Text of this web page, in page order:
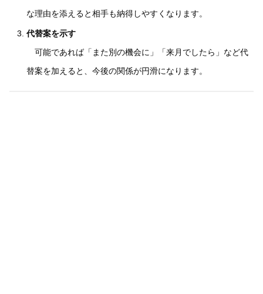
な理由を添えると相手も納得しやすくなります。
代替案を示す
可能であれば「また別の機会に」「来月でしたら」など代
替案を加えると、今後の関係が円滑になります。